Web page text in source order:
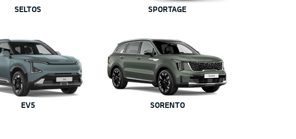
SELTOS SPORTAGE
EV5 SORENTO